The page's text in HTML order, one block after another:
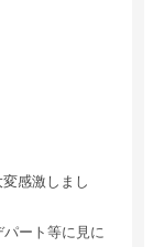
感激しまし
ート等に見に